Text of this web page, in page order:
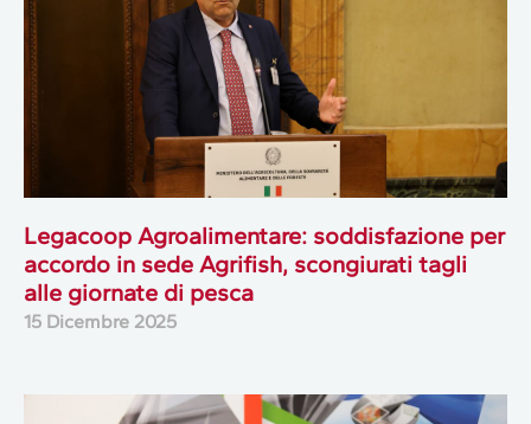
Legacoop Agroalimentare: soddisfazione per
accordo in sede Agrifish, scongiurati tagli
alle giornate di pesca
15 Dicembre 2025